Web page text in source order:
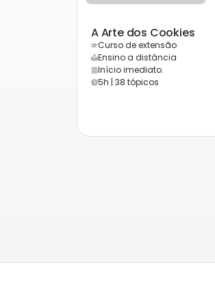
A Arte dos Cookies
Curso de extensão
Ensino a distância
Início imediato.
5h | 38 tópicos